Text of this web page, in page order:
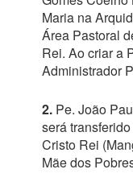
Maria na
Área Pastoral
Rei. Ao criar a
Administrador
2.Pe. João
será
Cristo Rei
Mãe dos